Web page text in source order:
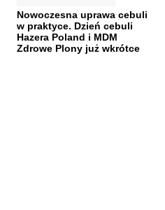
Nowoczesna uprawa cebuli
w praktyce. Dzień cebuli
Hazera Poland i MDM
Zdrowe Plony już wkrótce